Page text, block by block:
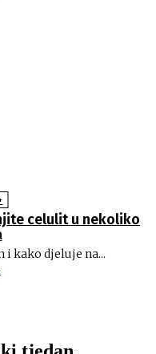
celulit u nekoliko
i kako djeluje na...